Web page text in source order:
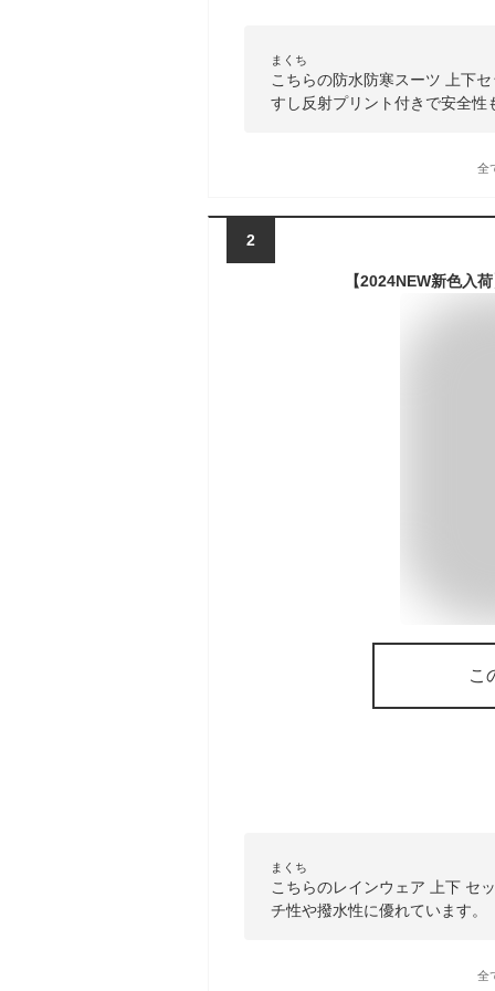
まくち
こちらの防水防寒スーツ 上下
すし反射プリント付きで安全性
全
2
こ
まくち
こちらのレインウェア 上下 セ
チ性や撥水性に優れています。
全